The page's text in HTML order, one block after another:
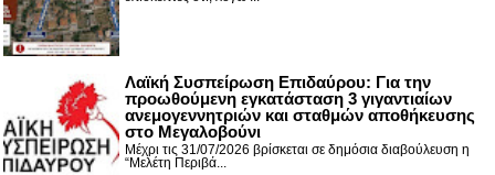
Λαϊκή Συσπείρωση Επιδαύρου: Για την
προωθούμενη εγκατάσταση 3 γιγαντιαίων
ανεμογεννητριών και σταθμών αποθήκευσης
στο Μεγαλοβούνι
Μέχρι τις 31/07/2026 βρίσκεται σε δημόσια διαβούλευση η
“Μελέτη Περιβά...